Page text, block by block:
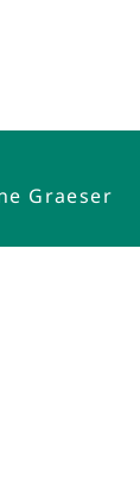
Graeser